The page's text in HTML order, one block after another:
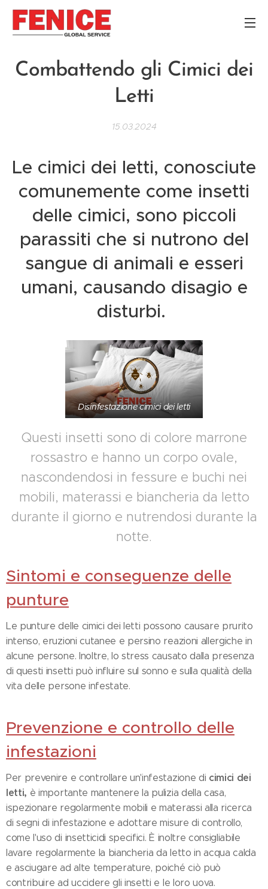
Combattendo gli Cimici dei
Letti
15.03.2024
Le cimici dei letti, conosciute
comunemente come insetti
delle cimici, sono piccoli
parassiti che si nutrono del
sangue di animali e esseri
umani, causando disagio e
disturbi.
Disinfestazione cimici dei letti
Questi insetti sono di colore marrone
rossastro e hanno un corpo ovale,
nascondendosi in fessure e buchi nei
mobili, materassi e biancheria da letto
durante il giorno e nutrendosi durante la
notte.
Sintomi e conseguenze delle
punture
Le punture delle cimici dei letti possono causare prurito
intenso, eruzioni cutanee e persino reazioni allergiche in
alcune persone. Inoltre, lo stress causato dalla presenza
di questi insetti può influire sul sonno e sulla qualità della
vita delle persone infestate.
Prevenzione e controllo delle
infestazioni
Per prevenire e controllare un'infestazione di cimici dei
letti, è importante mantenere la pulizia della casa,
ispezionare regolarmente mobili e materassi alla ricerca
di segni di infestazione e adottare misure di controllo,
come l'uso di insetticidi specifici. È inoltre consigliabile
lavare regolarmente la biancheria da letto in acqua calda
e asciugare ad alte temperature, poiché ciò può
contribuire ad uccidere gli insetti e le loro uova.